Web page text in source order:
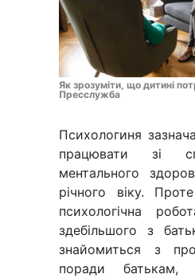
Як зрозуміти, що дитині
Пресслужба
Психологиня
працювати зі
ментального
річного віку.
психологічна
здебільшого з
знайомиться з
поради батькам,